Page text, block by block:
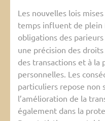
Les nouvelles lois
temps influent de
obligations des parieurs
une précision des
des transactions et à la
personnelles. Les
particuliers repose non
l’amélioration de la
également dans la